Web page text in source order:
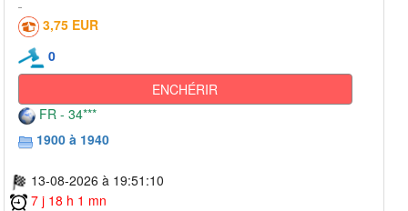
3,75 EUR
0
ENCHÉRIR
FR - 34***
1900 à 1940
13-08-2026 à 19:51:10
7 j 18 h 1 mn